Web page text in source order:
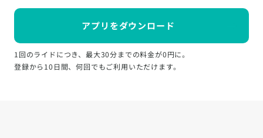
アプリをダウンロード
1回のライドにつき、最大30分までの料金が0円に。
登録から10日間、何回でもご利用いただけます。